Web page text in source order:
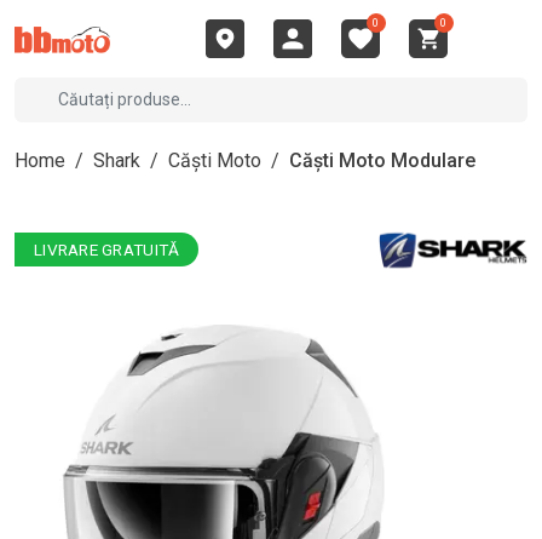
0 0
Home / Shark / Căști Moto / Căști Moto Modulare
LIVRARE GRATUITĂ